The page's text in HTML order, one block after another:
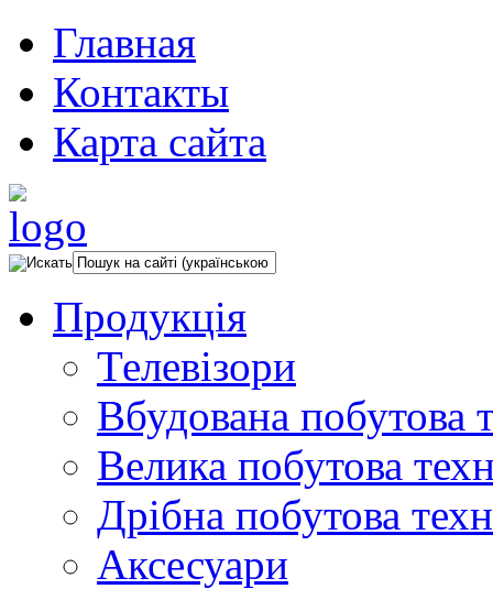
Главная
Контакты
Карта сайта
Продукція
Телевізори
Вбудована побутова
Велика побутова
Дрібна побутова
Аксесуари